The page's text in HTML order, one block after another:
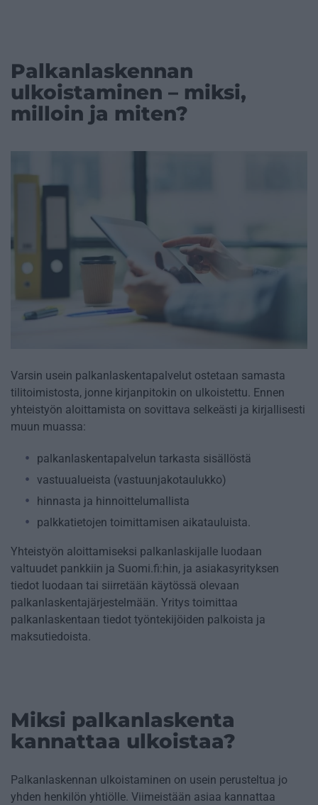
Palkanlaskennan
ulkoistaminen – miksi,
milloin ja miten?
Varsin usein palkanlaskentapalvelut ostetaan samasta
tilitoimistosta, jonne kirjanpitokin on ulkoistettu. Ennen
yhteistyön aloittamista on sovittava selkeästi ja kirjallisesti
muun muassa:
palkanlaskentapalvelun tarkasta sisällöstä
vastuualueista (vastuunjakotaulukko)
hinnasta ja hinnoittelumallista
palkkatietojen toimittamisen aikatauluista.
Yhteistyön aloittamiseksi palkanlaskijalle luodaan
valtuudet pankkiin ja Suomi.fi:hin, ja asiakasyrityksen
tiedot luodaan tai siirretään käytössä olevaan
palkanlaskentajärjestelmään. Yritys toimittaa
palkanlaskentaan tiedot työntekijöiden palkoista ja
maksutiedoista.
Miksi palkanlaskenta
kannattaa ulkoistaa?
Palkanlaskennan ulkoistaminen on usein perusteltua jo
yhden henkilön yhtiölle. Viimeistään asiaa kannattaa